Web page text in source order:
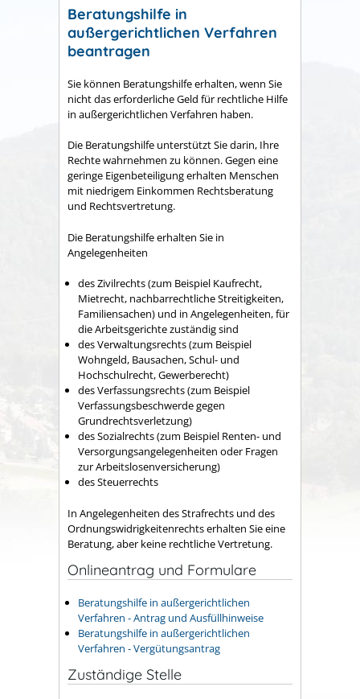
Beratungshilfe in
außergerichtlichen Verfahren
beantragen
Sie können Beratungshilfe erhalten, wenn Sie
nicht das erforderliche Geld für rechtliche Hilfe
in außergerichtlichen Verfahren haben.
Die Beratungshilfe unterstützt Sie darin, Ihre
Rechte wahrnehmen zu können. Gegen eine
geringe Eigenbeteiligung erhalten Menschen
mit niedrigem Einkommen Rechtsberatung
und Rechtsvertretung.
Die Beratungshilfe erhalten Sie in
Angelegenheiten
des Zivilrechts(zum Beispiel Kaufrecht,
Mietrecht, nachbarrechtliche Streitigkeiten,
Familiensachen) und in Angelegenheiten, für
die Arbeitsgerichtezuständig sind
des Verwaltungsrechts(zum Beispiel
Wohngeld, Bausachen, Schul- und
Hochschulrecht, Gewerberecht)
des Verfassungsrechts(zum Beispiel
Verfassungsbeschwerde gegen
Grundrechtsverletzung)
des Sozialrechts(zum Beispiel Renten- und
Versorgungsangelegenheiten oder Fragen
zur Arbeitslosenversicherung)
des Steuerrechts
In Angelegenheiten des Strafrechts und des
Ordnungswidrigkeitenrechts erhalten Sie eine
Beratung, aber keine rechtliche Vertretung.
Onlineantrag und Formulare
Beratungshilfe in außergerichtlichen
Verfahren - Antrag und Ausfüllhinweise
Beratungshilfe in außergerichtlichen
Verfahren - Vergütungsantrag
Zuständige Stelle